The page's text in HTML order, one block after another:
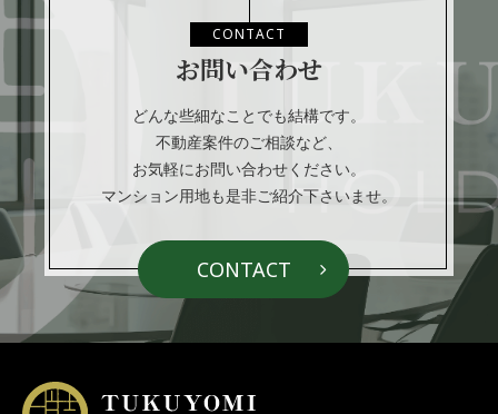
CONTACT
お問い合わせ
どんな些細なことでも結構です。
不動産案件のご相談など、
お気軽にお問い合わせください。
マンション用地も是非ご紹介下さいませ。
CONTACT